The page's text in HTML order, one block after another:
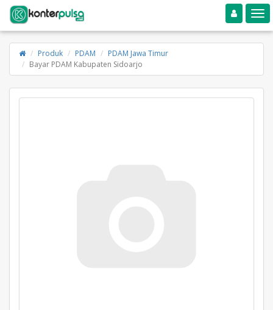
Toggle navigation
Produk PDAM
PDAM Jawa Timur
Bayar PDAM Kabupaten Sidoarjo